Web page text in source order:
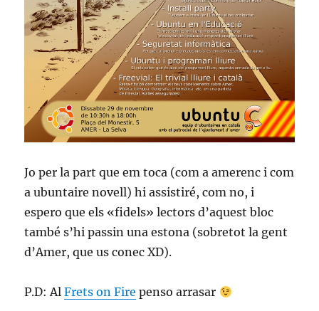
Jo per la part que em toca (com a amerenc i com
a ubuntaire novell) hi assistiré, com no, i
espero que els «fidels» lectors d’aquest bloc
també s’hi passin una estona (sobretot la gent
d’Amer, que us conec XD).
P.D: AlFrets on Fire penso arrasar